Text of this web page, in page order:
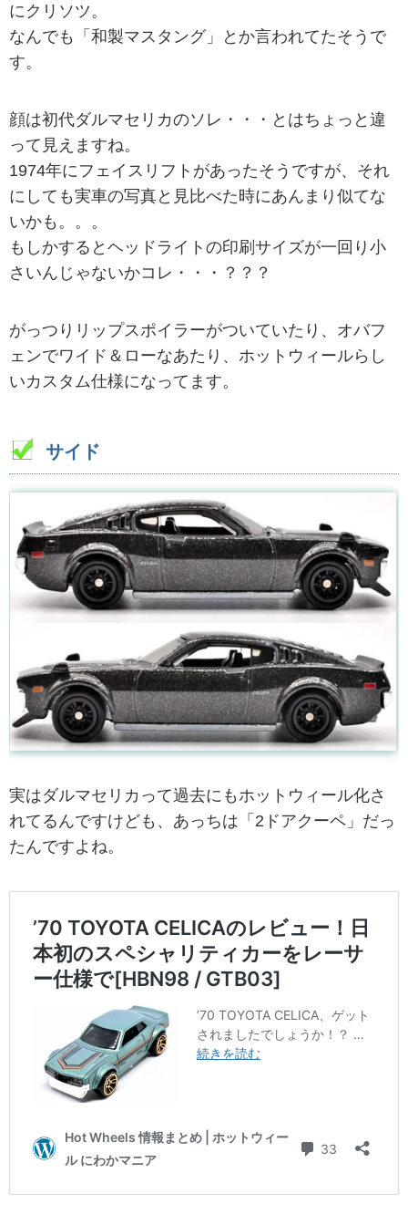
にクリソツ。
なんでも「和製マスタング」とか言われてたそうで
す。
顔は初代ダルマセリカのソレ・・・とはちょっと違
って見えますね。
1974年にフェイスリフトがあったそうですが、それ
にしても実車の写真と見比べた時にあんまり似てな
いかも。。。
もしかするとヘッドライトの印刷サイズが一回り小
さいんじゃないかコレ・・・？？？
がっつりリップスポイラーがついていたり、オバフ
ェンでワイド＆ローなあたり、ホットウィールらし
いカスタム仕様になってます。
サイド
実はダルマセリカって過去にもホットウィール化さ
れてるんですけども、あっちは「2ドアクーペ」だっ
たんですよね。